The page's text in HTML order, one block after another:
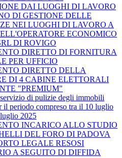
DAI LUOGHI DI LAVORO
DI GESTIONE DELLE
NEI LUOGHI DI LAVORO A
ECONOMICO
DI ROVIGO
DIRETTO DI FORNITURA
PER UFFICIO
DIRETTO DELLA
DI 4 CABINE ELETTORALI
"PREMIUM"
di pulizie degli immobili
il periodo compreso tra il 10 luglio
2025
INCARICO ALLO STUDIO
DEL FORO DI PADOVA
LEGALE RESOSI
A SEGUITO DI DIFFIDA